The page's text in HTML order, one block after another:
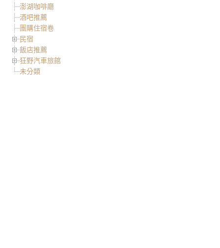
澎湖咖啡廳
酒吧推薦
團購住宿卷
民宿
飯店推薦
狂野汽車旅館
未分類